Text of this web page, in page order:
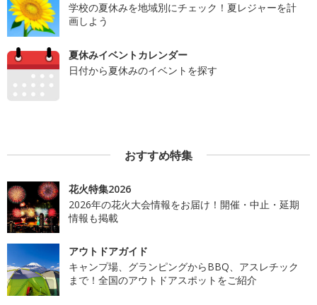
学校の夏休みを地域別にチェック！夏レジャーを計
画しよう
夏休みイベントカレンダー
日付から夏休みのイベントを探す
おすすめ特集
花火特集2026
2026年の花火大会情報をお届け！開催・中止・延期
情報も掲載
アウトドアガイド
キャンプ場、グランピングからBBQ、アスレチック
まで！全国のアウトドアスポットをご紹介